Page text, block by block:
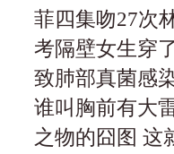
菲四集吻27次
考隔壁女生穿
致肺部真菌感
谁叫胸前有大
之物的囧图 这